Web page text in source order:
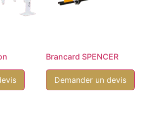
(0)
Brancard SPENCER
Demander un devis